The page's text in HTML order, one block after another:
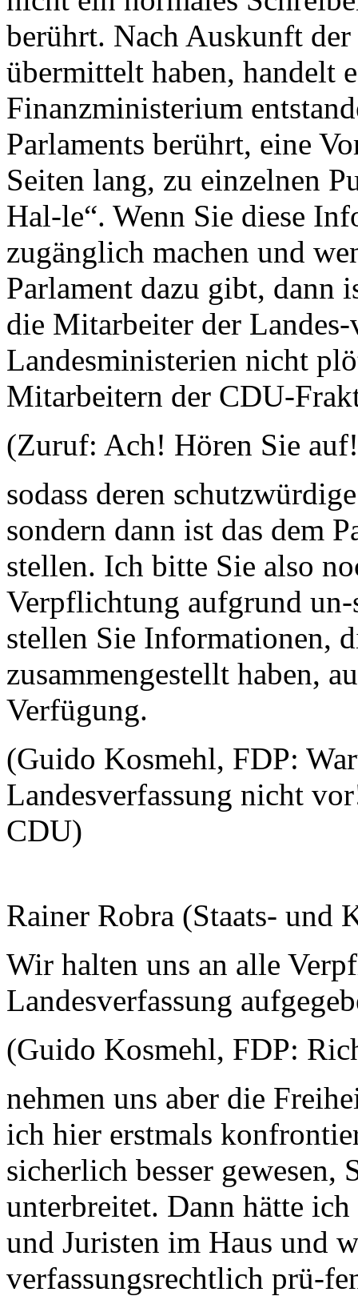
berührt. Nach Auskunft
übermittelt haben, handelt
Finanzministerium
Parlaments berührt, eine
Seiten lang, zu einzelnen
Hal-le“. Wenn Sie diese
zugänglich machen und
Parlament dazu gibt, dann
die Mitarbeiter der
Landesministerien nicht
Mitarbeitern der CDU-
(Zuruf: Ach! Hören Sie
sodass deren
sondern dann ist das dem
stellen. Ich bitte Sie also
Verpflichtung aufgrund un-
stellen Sie Informationen,
zusammengestellt haben,
Verfügung.
(Guido Kosmehl, FDP:
Landesverfassung nicht
CDU)
Rainer Robra (Staats-
Wir halten uns an alle
Landesverfassung
(Guido Kosmehl, FDP:
nehmen uns aber die
ich hier erstmals
sicherlich besser
unterbreitet. Dann hätte
und Juristen im Haus und
verfassungsrechtlich prü-